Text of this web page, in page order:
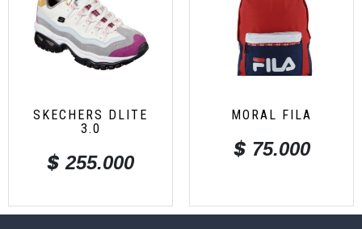
SKECHERS DLITE
3.0
$ 255.000
MORAL FILA
$ 75.000